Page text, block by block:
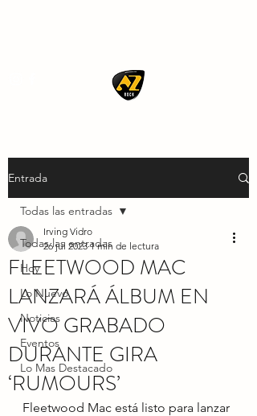
Entrada
Todas las entradas
Hoy
Lo Nuevo
Noticias
Eventos
Lo Mas Destacado
Todas las entradas
FLEETWOOD MAC
LANZARÁ ÁLBUM EN
VIVO GRABADO
DURANTE GIRA
‘RUMOURS’
Irving Vidro
26 jul 2023 1 min de lectura
Fleetwood Mac está listo para lanzar